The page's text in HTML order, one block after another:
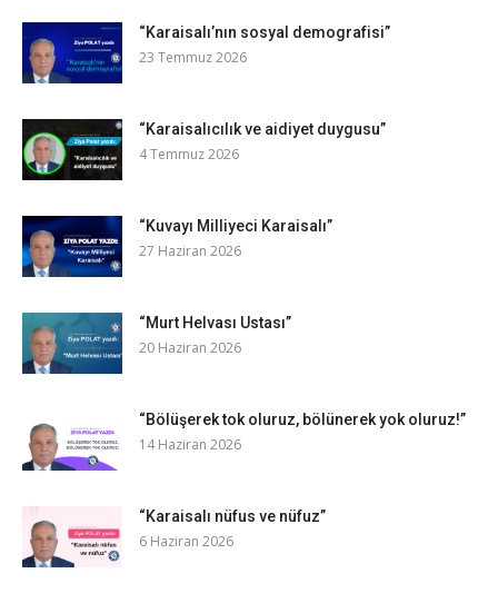
“Karaisalı’nın sosyal demografisi”
23 Temmuz 2026
“Karaisalıcılık ve aidiyet duygusu”
4 Temmuz 2026
“Kuvayı Milliyeci Karaisalı”
27 Haziran 2026
“Murt Helvası Ustası”
20 Haziran 2026
“Bölüşerek tok oluruz, bölünerek yok oluruz!”
14 Haziran 2026
“Karaisalı nüfus ve nüfuz”
6 Haziran 2026